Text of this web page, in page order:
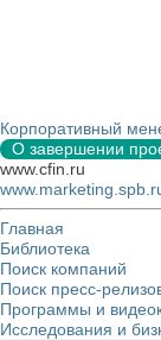
Корпоративный
О завершении
www.cfin.ru
Главная
Библиотека
Поиск компаний
Поиск пресс-
Программы и
Исследования и